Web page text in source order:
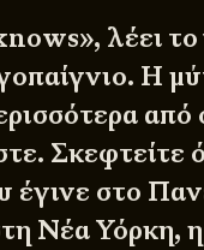
λέει
Η
από
Σκεφτείτε
έγινε στο
Νέα Υόρκη, η